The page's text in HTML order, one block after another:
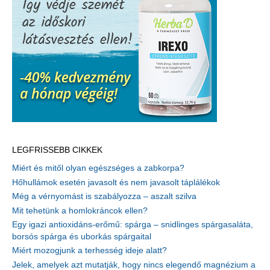
LEGFRISSEBB CIKKEK
Miért és mitől olyan egészséges a zabkorpa?
Hőhullámok esetén javasolt és nem javasolt táplálékok
Még a vérnyomást is szabályozza – aszalt szilva
Mit tehetünk a homlokráncok ellen?
Egy igazi antioxidáns-erőmű: spárga – snidlinges spárgasaláta,
borsós spárga és uborkás spárgaital
Miért mozogjunk a terhesség ideje alatt?
Jelek, amelyek azt mutatják, hogy nincs elegendő magnézium a